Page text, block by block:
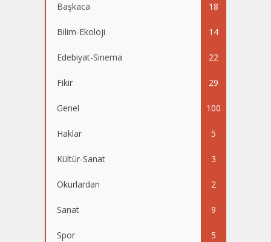
Başkaca 18
Bilim-Ekoloji 14
Edebiyat-Sinema 22
Fikir 29
Genel 100
Haklar 5
Kültür-Sanat 3
Okurlardan 2
Sanat 9
Spor 5